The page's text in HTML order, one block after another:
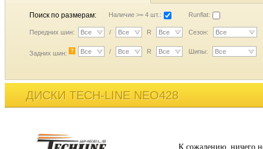
Поиск по размерам: Наличие >= 4 шт.: Runflat:
Передних шин: Все / Все R Все Сезон: Все
Задних шин: ? Все / Все R Все Шипы: Все
ДИСКИ TECH-LINE NEO428
К сожалению, ничего